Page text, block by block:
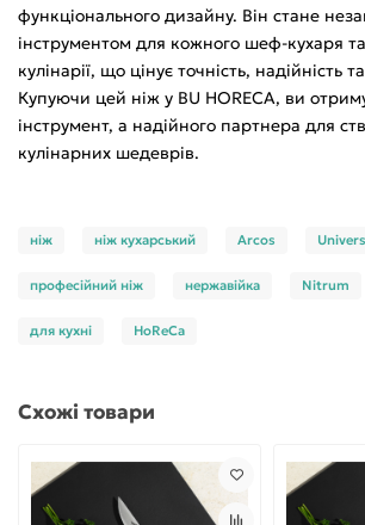
функціонального дизайну. Він стане
інструментом для кожного шеф-кухаря
кулінарії, що цінує точність, надійність
Купуючи цей ніж у BU HORECA, ви
інструмент, а надійного партнера для
кулінарних шедеврів.
ніж ніж кухарський Arcos
професійний ніж нержавійка Nitrum
для кухні HoReCa
Схожі товари